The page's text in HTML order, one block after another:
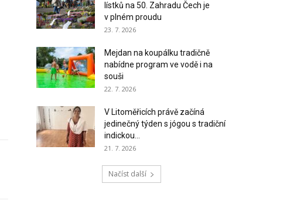
lístků na 50. Zahradu Čech je
v plném proudu
23. 7. 2026
Mejdan na koupálku tradičně
nabídne program ve vodě i na
souši
22. 7. 2026
V Litoměřicích právě začíná
jedinečný týden s jógou s tradiční
indickou...
21. 7. 2026
Načíst další